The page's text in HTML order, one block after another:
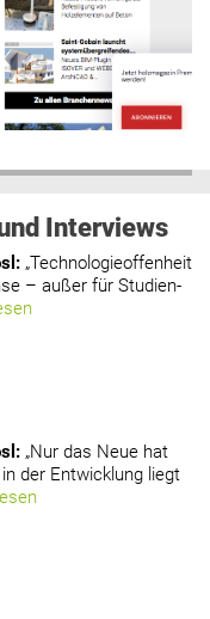
Interviews
: „Technologieoffenheit
– außer für Studien-
: „Nur das Neue hat
der Entwicklung liegt
lesen